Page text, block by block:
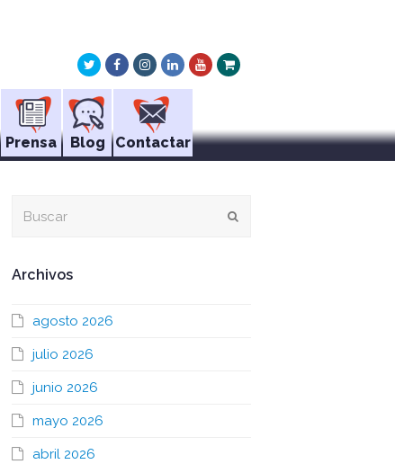
TwitterFacebookInstagram
LinkedInYoutube
Xing
Prensa Blog Contactar
Archivos
agosto 2026
julio 2026
junio 2026
mayo 2026
abril 2026